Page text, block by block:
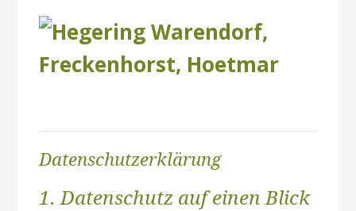
Datenschutzerklärung
1. Datenschutz auf einen Blick